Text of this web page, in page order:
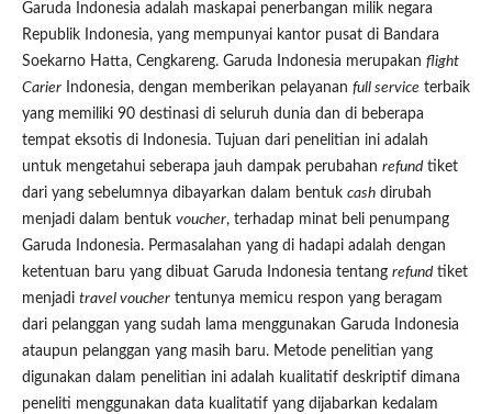
Garuda Indonesia adalah maskapai penerbangan milik negara
Republik Indonesia, yang mempunyai kantor pusat di Bandara
Soekarno Hatta, Cengkareng. Garuda Indonesia merupakan flight
CarierIndonesia, dengan memberikan pelayanan full service terbaik
yang memiliki 90 destinasi di seluruh dunia dan di beberapa
tempat eksotis di Indonesia. Tujuan dari penelitian ini adalah
untuk mengetahui seberapa jauh dampak perubahan refundtiket
dari yang sebelumnya dibayarkan dalam bentuk cashdirubah
menjadi dalam bentuk voucher, terhadap minat beli penumpang
Garuda Indonesia. Permasalahan yang di hadapi adalah dengan
ketentuan baru yang dibuat Garuda Indonesia tentang refundtiket
menjadi travel vouchertentunya memicu respon yang beragam
dari pelanggan yang sudah lama menggunakan Garuda Indonesia
ataupun pelanggan yang masih baru. Metode penelitian yang
digunakan dalam penelitian ini adalah kualitatif deskriptif dimana
peneliti menggunakan data kualitatif yang dijabarkan kedalam